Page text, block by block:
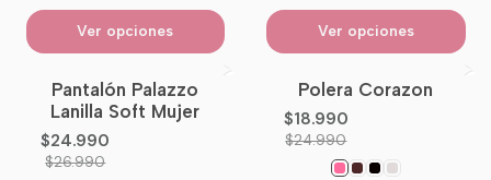
Ver opciones Ver opciones
-7%OFF
No disponible
Pantalón Palazzo
Lanilla Soft Mujer
$24.990
$26.990
-24%OFF
Polera Corazon
$18.990
$24.990